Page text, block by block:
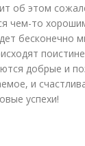
об этом
чем-то
бесконечно
добрые и
и
успехи!